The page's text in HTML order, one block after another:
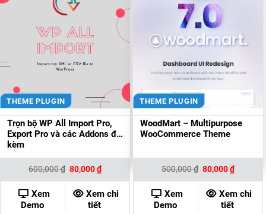
THEME PLUGIN
Trọn bộ WP All Import Pro,
Export Pro và các Addons đi
kèm
600,000₫ Giá
gốc
là:
600,000 ₫.
80,000₫Giá
hiện
tại
là:
80,000 ₫.
Xem
Demo
Xem chi
tiết
THEME PLUGIN
WoodMart – Multipurpose
WooCommerce Theme
500,000₫ Giá
gốc
là:
500,000 ₫.
80,000₫Giá
hiện
tại
là:
80,000
Xem
Demo
Xem chi
tiết